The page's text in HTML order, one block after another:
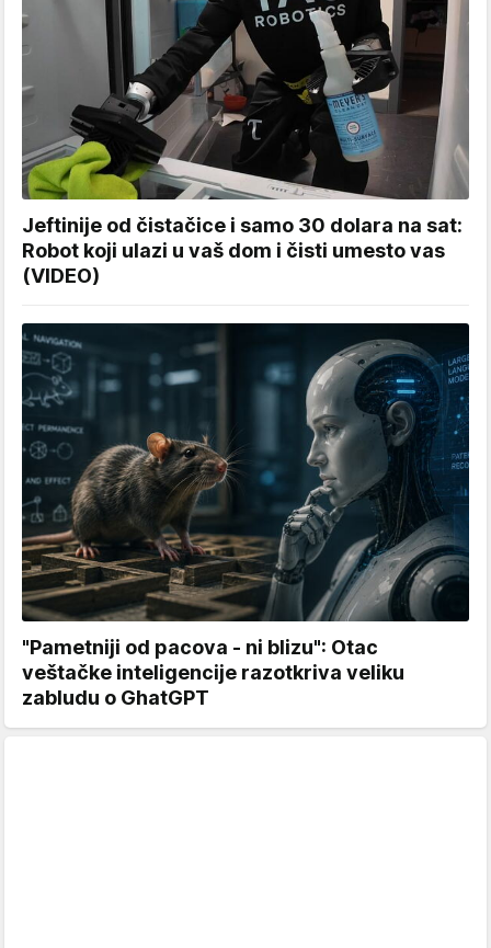
Jeftinije od čistačice i samo 30 dolara na sat:
Robot koji ulazi u vaš dom i čisti umesto vas
(VIDEO)
"Pametniji od pacova - ni blizu": Otac
veštačke inteligencije razotkriva veliku
zabludu o GhatGPT